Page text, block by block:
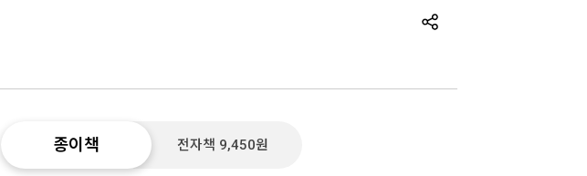
종이책 전자책 9,450원